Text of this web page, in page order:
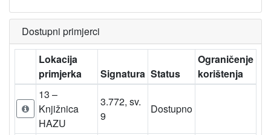
Dostupni primjerci
Lokacija
primjerka
Signatura Status
Ograničenje
korištenja
13 –
Knjižnica
HAZU
3.772, sv.
9
Dostupno